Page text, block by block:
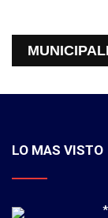
LO MAS VISTO